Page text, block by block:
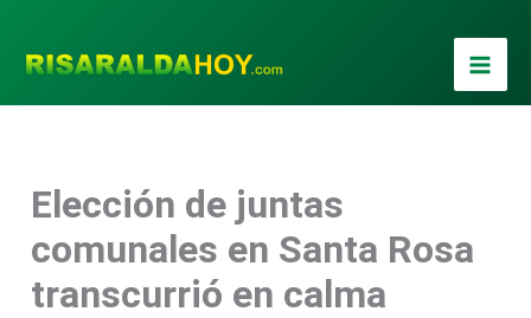
contenido
Elección de juntas
comunales en Santa Rosa
transcurrió en calma